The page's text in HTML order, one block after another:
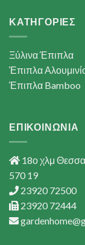
ΚΑΤΗΓΟΡΙΕΣ
Ξύλινα Έπιπλα
Έπιπλα
Έπιπλα Bamboo
ΕΠΙΚΟΙΝΩΝΙΑ
18ο χλμ
570 19
23920 72500
23920 72444